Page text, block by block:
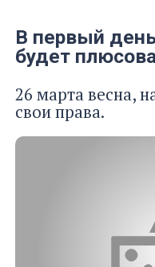
В первый
будет
26 марта весна,
свои права.